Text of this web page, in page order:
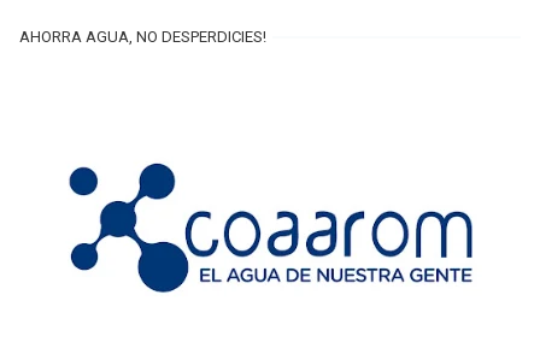
AHORRA AGUA, NO DESPERDICIES!